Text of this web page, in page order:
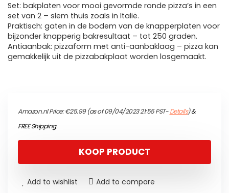
Set: bakplaten voor mooi gevormde ronde pizza’s in een
set van 2 – slem thuis zoals in Italië.
Praktisch: gaten in de bodem van de knapperplaten voor
bijzonder knapperig bakresultaat – tot 250 graden.
Antiaanbak: pizzaform met anti-aanbaklaag – pizza kan
gemakkelijk uit de pizzabakplaat worden losgemaakt.
Amazon.nl Price:€25.99(as of 09/04/2023 21:55 PST-Details)&
FREE Shipping.
KOOP PRODUCT
Add to wishlist Add to compare